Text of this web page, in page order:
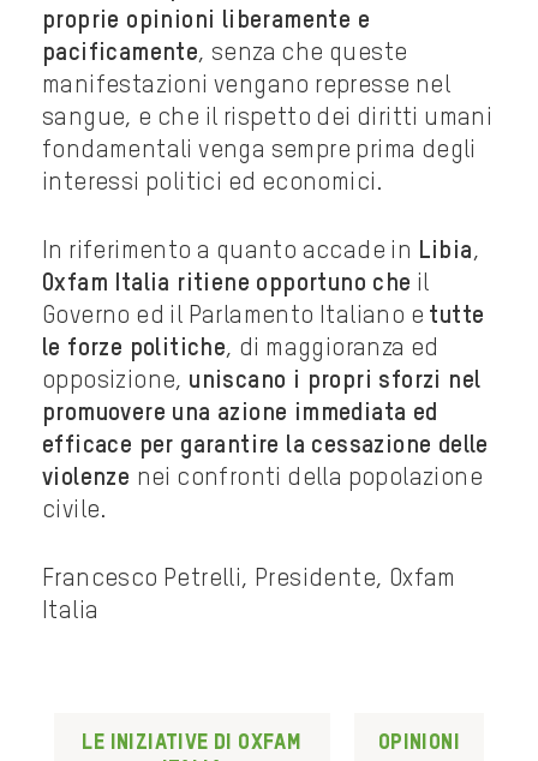
proprie opinioni liberamente e
pacificamente, senza che queste
manifestazioni vengano represse nel
sangue, e che il rispetto dei diritti umani
fondamentali venga sempre prima degli
interessi politici ed economici.
In riferimento a quanto accade in Libia,
Oxfam Italia ritiene opportuno che il
Governo ed il Parlamento Italiano e tutte
le forze politiche, di maggioranza ed
opposizione, uniscano i propri sforzi nel
promuovere una azione immediata ed
efficace per garantire la cessazione delle
violenze nei confronti della popolazione
civile.
Francesco Petrelli, Presidente, Oxfam
Italia
Le iniziative di Oxfam
Opinioni